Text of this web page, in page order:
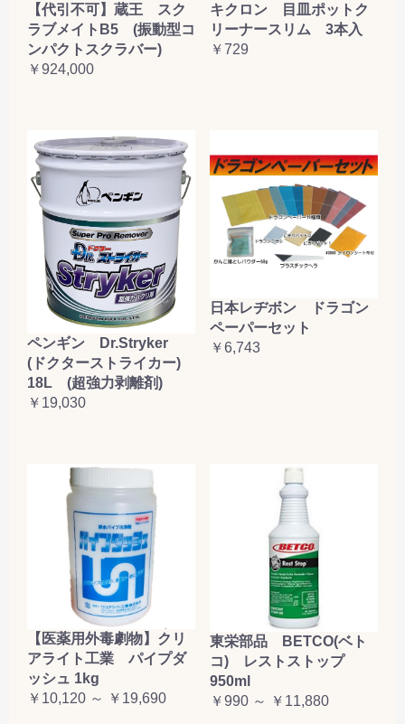
【代引不可】蔵王 スク
ラブメイトB5 (振動型コ
ンパクトスクラバー)
￥924,000
キクロン 目皿ポットク
リーナースリム 3本入
￥729
ペンギン Dr.Stryker
(ドクターストライカー)
18L (超強力剥離剤)
￥19,030
日本レヂボン ドラゴン
ペーパーセット
￥6,743
【医薬用外毒劇物】クリ
アライト工業 パイプダ
ッシュ 1kg
￥10,120 ～ ￥19,690
東栄部品 BETCO(ベト
コ) レストストップ
950ml
￥990 ～ ￥11,880